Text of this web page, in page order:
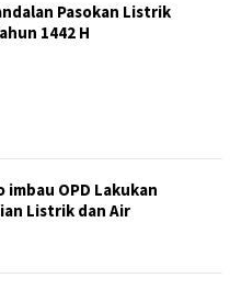
Pasokan Listrik
1442 H
OPD Lakukan
Listrik dan Air